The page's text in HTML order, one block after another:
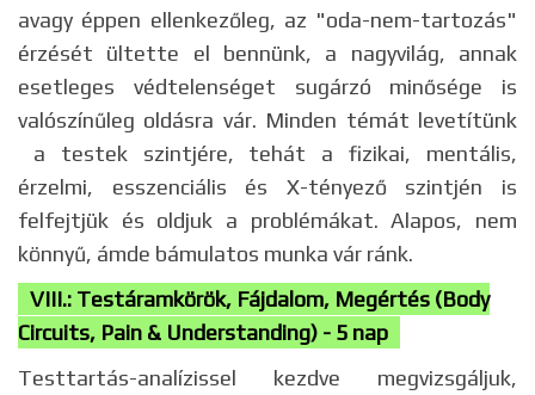
avagy éppen ellenkezőleg, az "oda-nem-tartozás"
érzését ültette el bennünk, a nagyvilág, annak
esetleges védtelenséget sugárzó minősége is
valószínűleg oldásra vár. Minden témát levetítünk
a testek szintjére, tehát a fizikai, mentális,
érzelmi, esszenciális és X-tényező szintjén is
felfejtjük és oldjuk a problémákat. Alapos, nem
könnyű, ámde bámulatos munka vár ránk.
VIII.: Testáramkörök, Fájdalom, Megértés (Body
Circuits, Pain & Understanding) - 5 nap
Testtartás-analízissel kezdve megvizsgáljuk,